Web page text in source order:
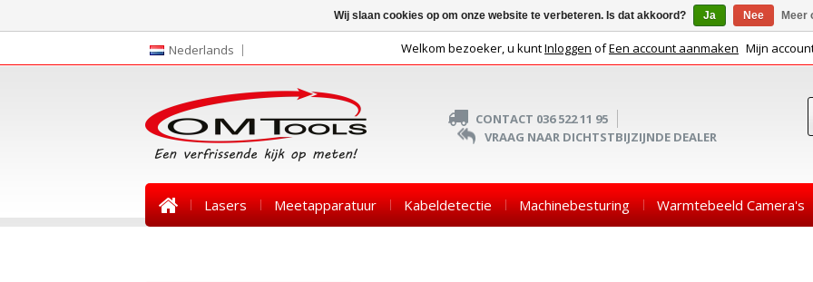
Nederlands Welkom bezoeker, u kuntInloggen ofEen account aanmaken Mijn
CONTACT 036 522 11 95
VRAAG NAAR DICHTSTBIJZIJNDE DEALER
Lasers Meetapparatuur Kabeldetectie Machinebesturing Warmtebeeld Camera's
Wij slaan cookies op om onze website te verbeteren. Is dat akkoord? Ja Nee Meer